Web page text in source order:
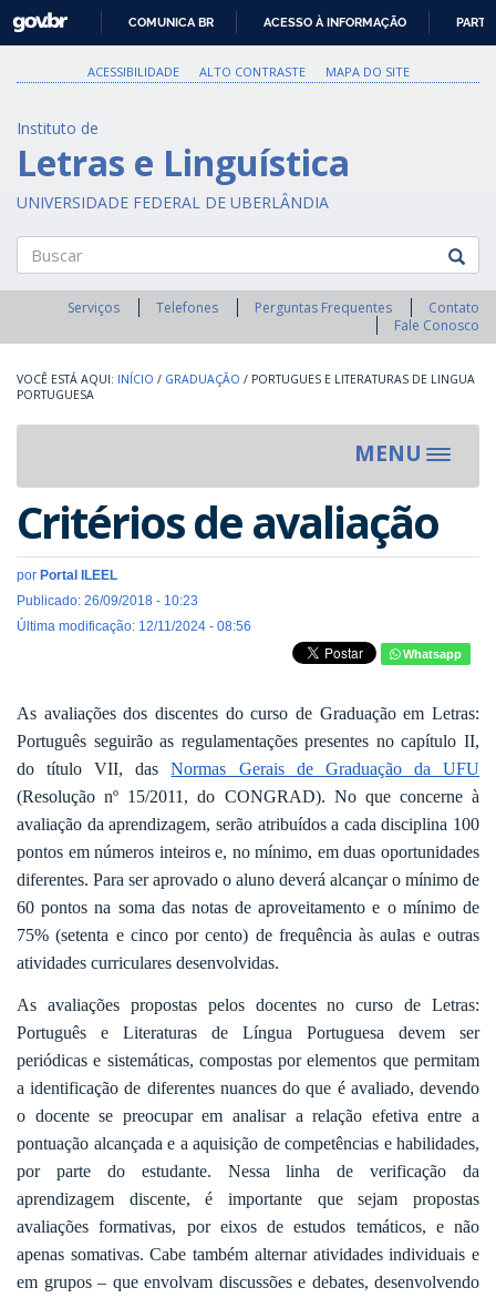
PARA
O
GOVBR
COMUNICA BR ACESSO À INFORMAÇÃO
ACESSIBILIDADE ALTO CONTRASTE MAPA DO SITE
Instituto de
Letras e Linguística
UNIVERSIDADE FEDERAL DE UBERLÂNDIA
Buscar
Serviços Telefones Perguntas Frequentes
Contato
Fale Conosco
INÍCIO / GRADUAÇÃO / PORTUGUES E LITERATURAS DE LINGUA
PORTUGUESA
MENU
Toggle
Critérios de avaliação
por Portal ILEEL
Publicado: 26/09/2018 - 10:23
Última modificação: 12/11/2024 - 08:56
Whatsapp
As avaliações dos discentes do curso de Graduação em Letras:
Português seguirão as regulamentações presentes no capítulo II,
do título VII, dasNormas Gerais de Graduação da UFU
(Resolução nº 15/2011, do CONGRAD). No que concerne à
avaliação da aprendizagem, serão atribuídos a cada disciplina 100
pontos em números inteiros e, no mínimo, em duas oportunidades
diferentes. Para ser aprovado o aluno deverá alcançar o mínimo de
60 pontos na soma das notas de aproveitamento e o mínimo de
75% (setenta e cinco por cento) de frequência às aulas e outras
atividades curriculares desenvolvidas.
As avaliações propostas pelos docentes no curso de Letras:
Português e Literaturas de Língua Portuguesa devem ser
periódicas e sistemáticas, compostas por elementos que permitam
a identificação de diferentes nuances do que é avaliado, devendo
o docente se preocupar em analisar a relação efetiva entre a
pontuação alcançada e a aquisição de competências e habilidades,
por parte do estudante. Nessa linha de verificação da
aprendizagem discente, é importante que sejam propostas
avaliações formativas, por eixos de estudos temáticos, e não
apenas somativas. Cabe também alternar atividades individuais e
em grupos – que envolvam discussões e debates, desenvolvendo